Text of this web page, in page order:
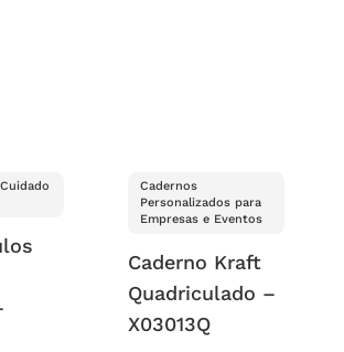
Cadernos
Personalizados para
Empresas e Eventos
Caderno Kraft
Quadriculado –
X03013Q